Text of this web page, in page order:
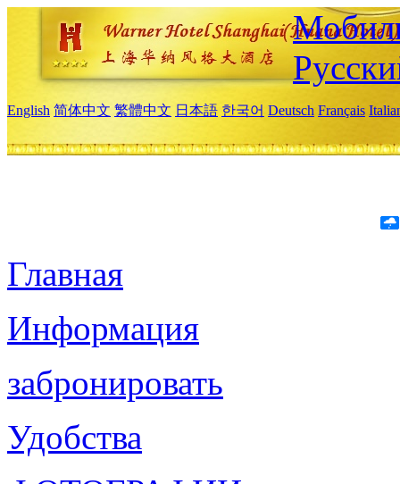
English 简体中文 繁體中文 日本語 한국어 Deutsch Français
Главная
Информация
забронировать
Удобства